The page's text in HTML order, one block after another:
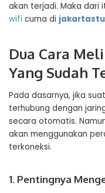
akan terjadi. Maka dari
wifi cuma di
Dua Cara
Yang Sudah
Pada dasarnya, jika
terhubung dengan
secara otomatis.
akan menggunakan
terkoneksi.
1. Pentingnya